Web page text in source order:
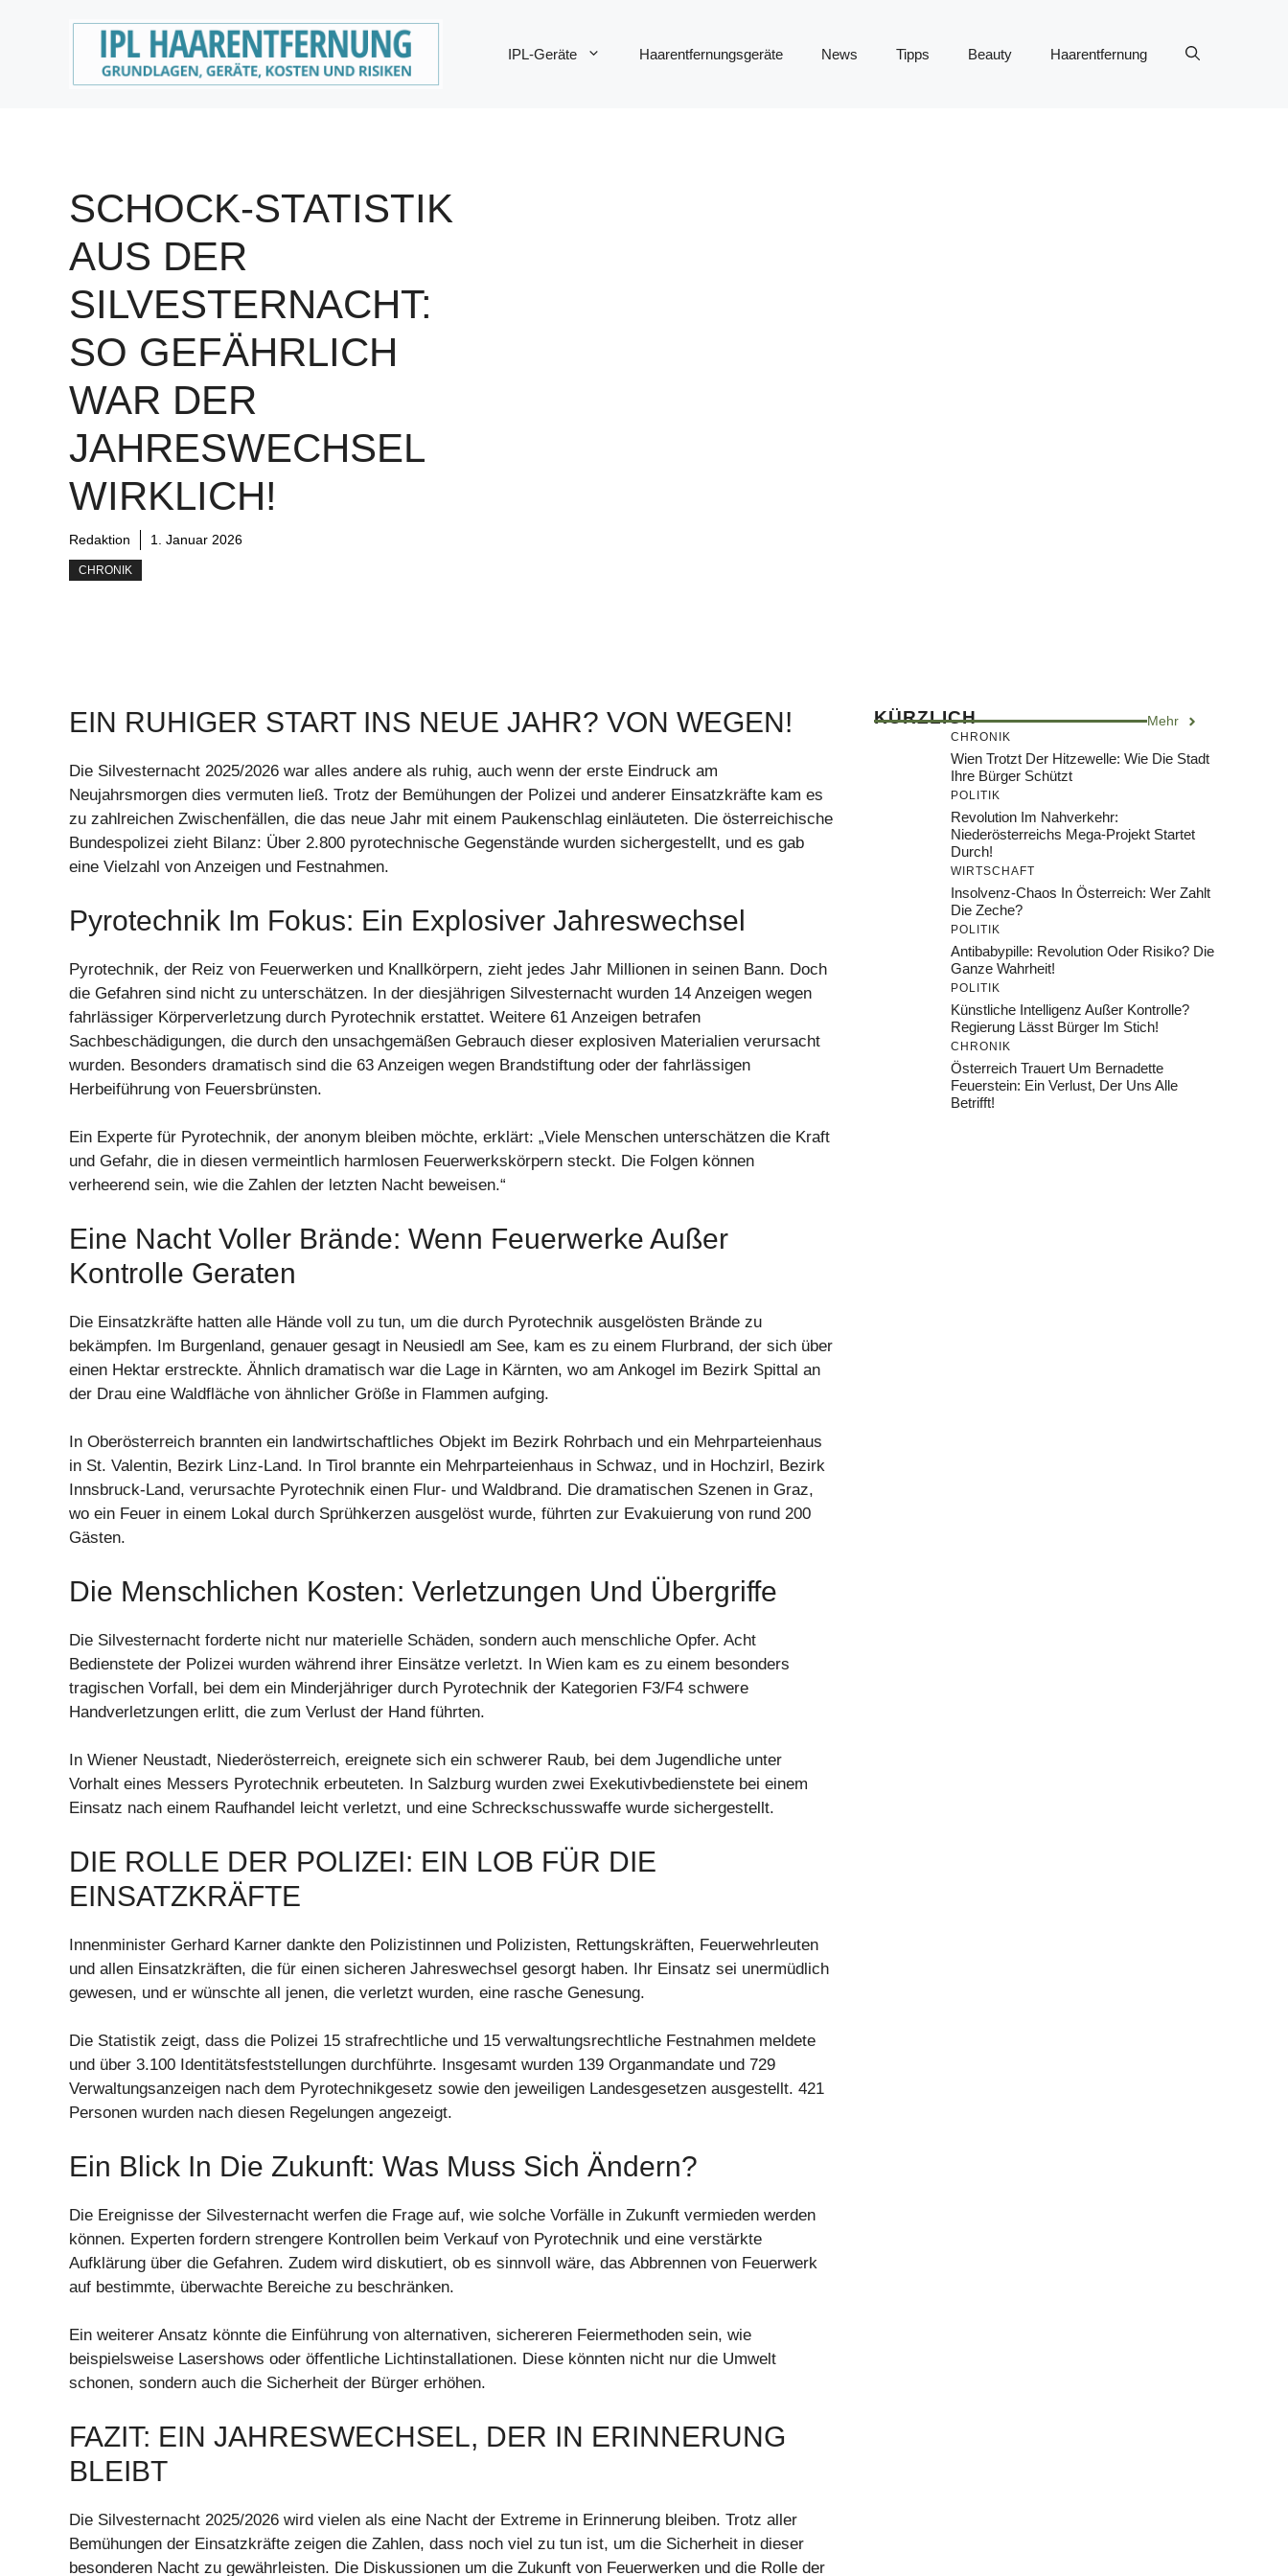
IPL-Geräte Haarentfernungsgeräte News Tipps Beauty Haarentfernung
SCHOCK-STATISTIK
AUS DER
SILVESTERNACHT:
SO GEFÄHRLICH
WAR DER
JAHRESWECHSEL
WIRKLICH!
Redaktion 1. Januar 2026
CHRONIK
EIN RUHIGER START INS NEUE JAHR? VON WEGEN!
Die Silvesternacht 2025/2026 war alles andere als ruhig, auch wenn der erste Eindruck am
Neujahrsmorgen dies vermuten ließ. Trotz der Bemühungen der Polizei und anderer Einsatzkräfte kam es
zu zahlreichen Zwischenfällen, die das neue Jahr mit einem Paukenschlag einläuteten. Die österreichische
Bundespolizei zieht Bilanz: Über 2.800 pyrotechnische Gegenstände wurden sichergestellt, und es gab
eine Vielzahl von Anzeigen und Festnahmen.
Pyrotechnik Im Fokus: Ein Explosiver Jahreswechsel
Pyrotechnik, der Reiz von Feuerwerken und Knallkörpern, zieht jedes Jahr Millionen in seinen Bann. Doch
die Gefahren sind nicht zu unterschätzen. In der diesjährigen Silvesternacht wurden 14 Anzeigen wegen
fahrlässiger Körperverletzung durch Pyrotechnik erstattet. Weitere 61 Anzeigen betrafen
Sachbeschädigungen, die durch den unsachgemäßen Gebrauch dieser explosiven Materialien verursacht
wurden. Besonders dramatisch sind die 63 Anzeigen wegen Brandstiftung oder der fahrlässigen
Herbeiführung von Feuersbrünsten.
Ein Experte für Pyrotechnik, der anonym bleiben möchte, erklärt: „Viele Menschen unterschätzen die Kraft
und Gefahr, die in diesen vermeintlich harmlosen Feuerwerkskörpern steckt. Die Folgen können
verheerend sein, wie die Zahlen der letzten Nacht beweisen.“
Eine Nacht Voller Brände: Wenn Feuerwerke Außer
Kontrolle Geraten
Die Einsatzkräfte hatten alle Hände voll zu tun, um die durch Pyrotechnik ausgelösten Brände zu
bekämpfen. Im Burgenland, genauer gesagt in Neusiedl am See, kam es zu einem Flurbrand, der sich über
einen Hektar erstreckte. Ähnlich dramatisch war die Lage in Kärnten, wo am Ankogel im Bezirk Spittal an
der Drau eine Waldfläche von ähnlicher Größe in Flammen aufging.
In Oberösterreich brannten ein landwirtschaftliches Objekt im Bezirk Rohrbach und ein Mehrparteienhaus
in St. Valentin, Bezirk Linz-Land. In Tirol brannte ein Mehrparteienhaus in Schwaz, und in Hochzirl, Bezirk
Innsbruck-Land, verursachte Pyrotechnik einen Flur- und Waldbrand. Die dramatischen Szenen in Graz,
wo ein Feuer in einem Lokal durch Sprühkerzen ausgelöst wurde, führten zur Evakuierung von rund 200
Gästen.
Die Menschlichen Kosten: Verletzungen Und Übergriffe
Die Silvesternacht forderte nicht nur materielle Schäden, sondern auch menschliche Opfer. Acht
Bedienstete der Polizei wurden während ihrer Einsätze verletzt. In Wien kam es zu einem besonders
tragischen Vorfall, bei dem ein Minderjähriger durch Pyrotechnik der Kategorien F3/F4 schwere
Handverletzungen erlitt, die zum Verlust der Hand führten.
In Wiener Neustadt, Niederösterreich, ereignete sich ein schwerer Raub, bei dem Jugendliche unter
Vorhalt eines Messers Pyrotechnik erbeuteten. In Salzburg wurden zwei Exekutivbedienstete bei einem
Einsatz nach einem Raufhandel leicht verletzt, und eine Schreckschusswaffe wurde sichergestellt.
DIE ROLLE DER POLIZEI: EIN LOB FÜR DIE
EINSATZKRÄFTE
Innenminister Gerhard Karner dankte den Polizistinnen und Polizisten, Rettungskräften, Feuerwehrleuten
und allen Einsatzkräften, die für einen sicheren Jahreswechsel gesorgt haben. Ihr Einsatz sei unermüdlich
gewesen, und er wünschte all jenen, die verletzt wurden, eine rasche Genesung.
Die Statistik zeigt, dass die Polizei 15 strafrechtliche und 15 verwaltungsrechtliche Festnahmen meldete
und über 3.100 Identitätsfeststellungen durchführte. Insgesamt wurden 139 Organmandate und 729
Verwaltungsanzeigen nach dem Pyrotechnikgesetz sowie den jeweiligen Landesgesetzen ausgestellt. 421
Personen wurden nach diesen Regelungen angezeigt.
Ein Blick In Die Zukunft: Was Muss Sich Ändern?
Die Ereignisse der Silvesternacht werfen die Frage auf, wie solche Vorfälle in Zukunft vermieden werden
können. Experten fordern strengere Kontrollen beim Verkauf von Pyrotechnik und eine verstärkte
Aufklärung über die Gefahren. Zudem wird diskutiert, ob es sinnvoll wäre, das Abbrennen von Feuerwerk
auf bestimmte, überwachte Bereiche zu beschränken.
Ein weiterer Ansatz könnte die Einführung von alternativen, sichereren Feiermethoden sein, wie
beispielsweise Lasershows oder öffentliche Lichtinstallationen. Diese könnten nicht nur die Umwelt
schonen, sondern auch die Sicherheit der Bürger erhöhen.
FAZIT: EIN JAHRESWECHSEL, DER IN ERINNERUNG
BLEIBT
Die Silvesternacht 2025/2026 wird vielen als eine Nacht der Extreme in Erinnerung bleiben. Trotz aller
Bemühungen der Einsatzkräfte zeigen die Zahlen, dass noch viel zu tun ist, um die Sicherheit in dieser
besonderen Nacht zu gewährleisten. Die Diskussionen um die Zukunft von Feuerwerken und die Rolle der
KÜRZLICH Mehr
CHRONIK
Wien Trotzt Der Hitzewelle: Wie Die Stadt
Ihre Bürger Schützt
POLITIK
Revolution Im Nahverkehr:
Niederösterreichs Mega-Projekt Startet
Durch!
WIRTSCHAFT
Insolvenz-Chaos In Österreich: Wer Zahlt
Die Zeche?
POLITIK
Antibabypille: Revolution Oder Risiko? Die
Ganze Wahrheit!
POLITIK
Künstliche Intelligenz Außer Kontrolle?
Regierung Lässt Bürger Im Stich!
CHRONIK
Österreich Trauert Um Bernadette
Feuerstein: Ein Verlust, Der Uns Alle
Betrifft!